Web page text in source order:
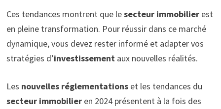
Ces tendances montrent que lesecteur immobilierest
en pleine transformation. Pour réussir dans ce marché
dynamique, vous devez rester informé et adapter vos
stratégies d’investissement aux nouvelles réalités.
Les nouvelles réglementationset les tendances du
secteur immobilieren 2024 présentent à la fois des